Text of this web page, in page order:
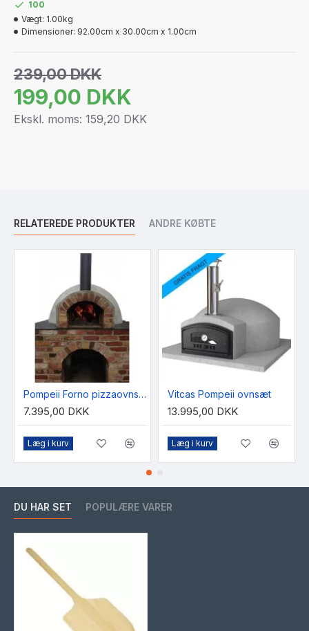
199,00 DKK
239,00 DKK
Ekskl. moms: 159,20 DKK
100
Vægt: 1.00kg
Dimensioner: 92.00cm x 30.00cm x 1.00cm
RELATEREDE PRODUKTER ANDRE KØBTE
Pompeii Forno pizzaovnssæt 105 cm
7.395,00 DKK
Læg i kurv
Vitcas Pompeii ovnsæt
13.995,00 DKK
Læg i kurv
DU HAR SET POPULÆRE VARER